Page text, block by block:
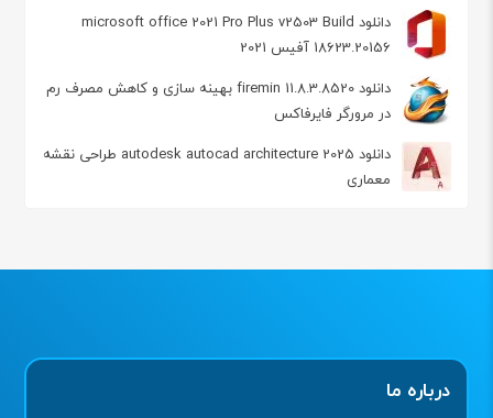
دانلود microsoft office 2021 Pro Plus v2503 Build
18623.20156 آفیس 2021
دانلود firemin 11.8.3.8520 بهینه سازی و کاهش مصرف رم
در مرورگر فایرفاکس
دانلود autodesk autocad architecture 2025 طراحی نقشه
معماری
درباره ما